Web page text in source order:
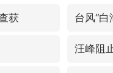
获
汪峰阻